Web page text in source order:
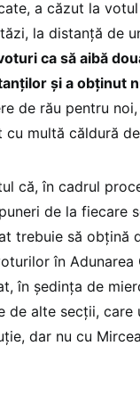
a căzut la
la distanță de
ca să aibă
și a obținut
de rău pentru
cu multă căldură
că, în cadrul
de la fiecare
trebuie să obțină
în Adunarea
în ședința de
de alte secții, care
dar nu cu